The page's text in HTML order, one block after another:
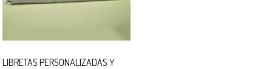
LIBRETAS PERSONALIZADAS Y